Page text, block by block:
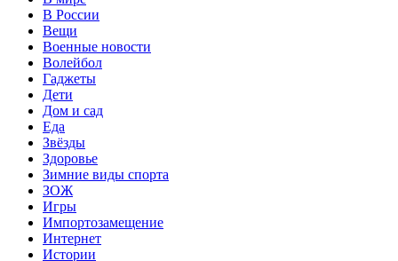
В России
Вещи
Военные новости
Волейбол
Гаджеты
Дети
Дом и сад
Еда
Звёзды
Здоровье
Зимние виды спорта
ЗОЖ
Игры
Импортозамещение
Интернет
Истории